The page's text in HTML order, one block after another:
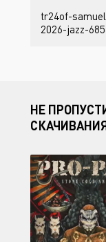
tr24of-
2026-jazz-
НЕ